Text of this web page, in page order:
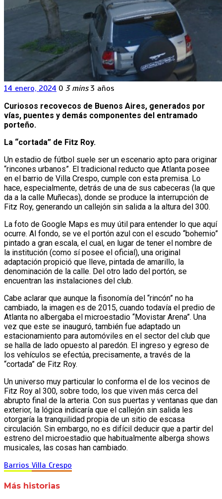
14 enero, 2024 0 3 mins 3 años
Curiosos recovecos de Buenos Aires, generados por
vías, puentes y demás componentes del entramado
porteño.
La “cortada” de Fitz Roy.
Un estadio de fútbol suele ser un escenario apto para originar
“rincones urbanos”. El tradicional reducto que Atlanta posee
en el barrio de Villa Crespo, cumple con esta premisa. Lo
hace, especialmente, detrás de una de sus cabeceras (la que
da a la calle Muñecas), donde se produce la interrupción de
Fitz Roy, generando un callejón sin salida a la altura del 300.
La foto de Google Maps es muy útil para entender lo que aquí
ocurre. Al fondo, se ve el portón azul con el escudo “bohemio”
pintado a gran escala, el cual, en lugar de tener el nombre de
la institución (como sí posee el oficial), una original
adaptación propició que lleve, pintada de amarillo, la
denominación de la calle. Del otro lado del portón, se
encuentran las instalaciones del club.
Cabe aclarar que aunque la fisonomía del “rincón” no ha
cambiado, la imagen es de 2015, cuando todavía el predio de
Atlanta no albergaba el microestadio “Movistar Arena”. Una
vez que este se inauguró, también fue adaptado un
estacionamiento para automóviles en el sector del club que
se halla de lado opuesto al paredón. El ingreso y egreso de
los vehículos se efectúa, precisamente, a través de la
“cortada” de Fitz Roy.
Un universo muy particular lo conforma el de los vecinos de
Fitz Roy al 300, sobre todo, los que viven más cerca del
abrupto final de la arteria. Con sus puertas y ventanas que dan
exterior, la lógica indicaría que el callejón sin salida les
otorgaría la tranquilidad propia de un sitio de escasa
circulación. Sin embargo, no es difícil deducir que a partir del
estreno del microestadio que habitualmente alberga shows
musicales, las cosas han cambiado.
Barrios Villa Crespo
Más historias